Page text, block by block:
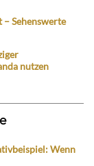
– Sehenswerte
nutzen
Wenn